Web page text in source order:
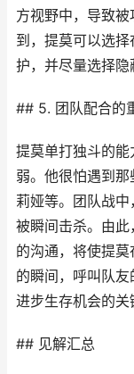
方视野中，导致
到，提莫可以选
护，并尽量选择隐
## 5. 团队配合的
提莫单打独斗的
弱。他很怕遇到
莉娅等。团队战
被瞬间击杀。由
的沟通，将使提
的瞬间，呼叫队
进步生存机会的关
## 见解汇总